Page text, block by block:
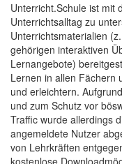
Unterricht.Schule ist mit
Unterrichtsalltag zu
Unterrichtsmaterialien
gehörigen interaktiven
Lernangebote)
Lernen in allen Fächern
und erleichtern.
und zum Schutz vor
Traffic wurde allerdings
angemeldete Nutzer
von Lehrkräften
kostenlose